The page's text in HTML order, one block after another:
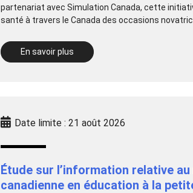
partenariat avec Simulation Canada, cette
santé à travers le Canada des occasions
En savoir plus
Date limite : 21 août 2026
Étude sur l’information relative
canadienne en éducation à la